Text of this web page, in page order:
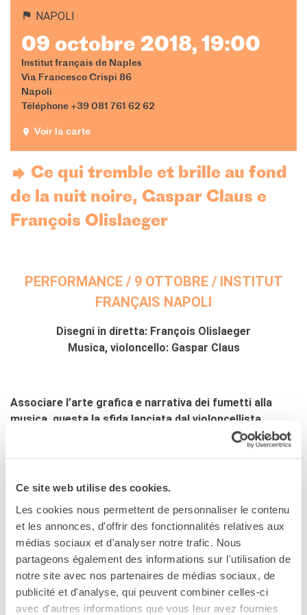
Ce site web utilise des cookies.
Les cookies nous permettent de personnaliser le contenu
et les annonces, d'offrir des fonctionnalités relatives aux
médias sociaux et d'analyser notre trafic. Nous
partageons également des informations sur l'utilisation de
notre site avec nos partenaires de médias sociaux, de
publicité et d'analyse, qui peuvent combiner celles-ci
avec d'autres informations que vous leur avez fournies
NAPOLI
09 octobre 2018, 19:00
Institut français de Naples
Via Francesco Crispi 86
Napoli
Téléphone +39 081 761 62 62
Voir la carte
Ce qui tremble et brille au fond
de la nuit noire, Gaspar Claus e
François Olislaeger
PERFORMANCE / 9 OTTOBRE / INSTITUT
FRANÇAIS NAPOLI
Disegni in diretta: François Olislaeger
Musica, violoncello: Gaspar Claus
Associare l’arte grafica e narrativa dei fumetti alla
musica, questa la sfida lanciata dal violoncellista
Gaspar Claus e dal disegnatore François Olislaeger,
che ci offrono un viaggio onirico in cui ogni tappa è una
C’è un pubblico, un grande schermo, un violoncellista
seduto davanti allo schermo che vede la propria ombra
proiettata sullo stesso e, sul lato del palco, un disegnatore
che usa il bianco e il nero per proiettare una storia. Poesia in
azione, i due attori di questo dispositivo invitano lo
spettatore a guardare e ascoltare partecipando a un
viaggio in cui ogni tappa è destinata a sorprendere le
attese, dove una cosa può trasformarsi in tutt’altra sotto